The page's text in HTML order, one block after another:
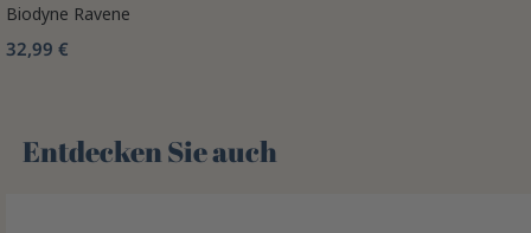
Biodyne Ravene
32,99 €
Entdecken Sie auch 🌻